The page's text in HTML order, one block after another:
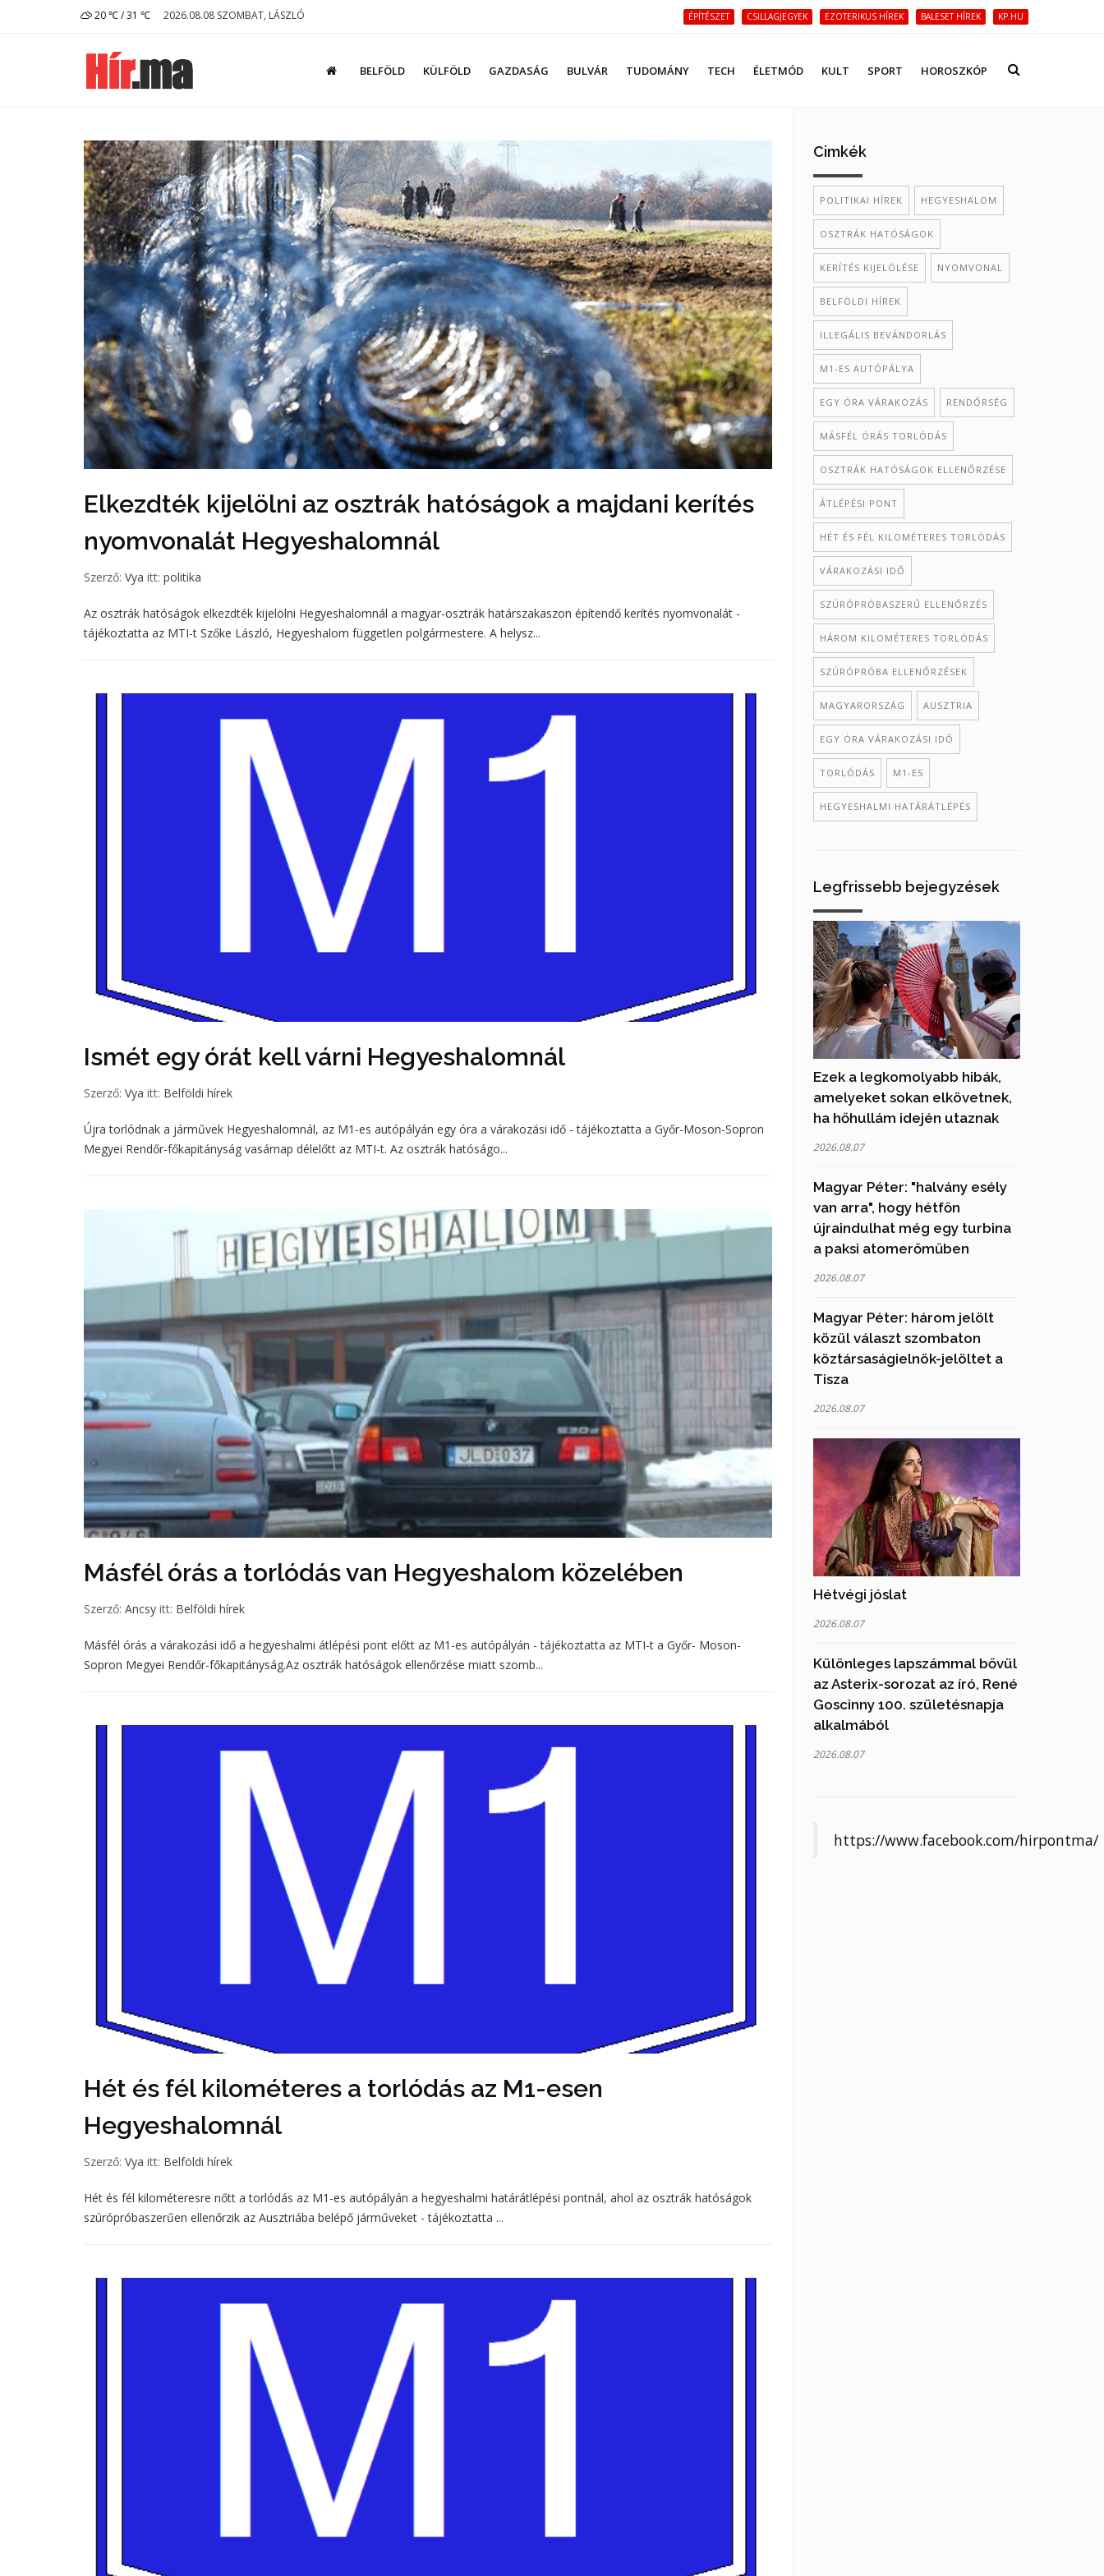
20 ℃ / 31 ℃ 2026.08.08 SZOMBAT, LÁSZLÓ ÉPÍTÉSZET CSILLAGJEGYEK EZOTERIKUS HÍREK BALESET HÍREK KP.HU
BELFÖLD KÜLFÖLD GAZDASÁG BULVÁR TUDOMÁNY TECH ÉLETMÓD KULT SPORT HOROSZKÓP
Elkezdték kijelölni az osztrák hatóságok a majdani kerítés
nyomvonalát Hegyeshalomnál
Szerző: Vya itt: politika
Az osztrák hatóságok elkezdték kijelölni Hegyeshalomnál a magyar-osztrák határszakaszon építendő kerítés nyomvonalát -
tájékoztatta az MTI-t Szőke László, Hegyeshalom független polgármestere. A helysz...
Ismét egy órát kell várni Hegyeshalomnál
Szerző: Vya itt: Belföldi hírek
Újra torlódnak a járművek Hegyeshalomnál, az M1-es autópályán egy óra a várakozási idő - tájékoztatta a Győr-Moson-Sopron
Megyei Rendőr-főkapitányság vasárnap délelőtt az MTI-t. Az osztrák hatóságo...
Másfél órás a torlódás van Hegyeshalom közelében
Szerző: Ancsy itt: Belföldi hírek
Másfél órás a várakozási idő a hegyeshalmi átlépési pont előtt az M1-es autópályán - tájékoztatta az MTI-t a Győr- Moson-
Sopron Megyei Rendőr-főkapitányság.Az osztrák hatóságok ellenőrzése miatt szomb...
Hét és fél kilométeres a torlódás az M1-esen
Hegyeshalomnál
Szerző: Vya itt: Belföldi hírek
Hét és fél kilométeresre nőtt a torlódás az M1-es autópályán a hegyeshalmi határátlépési pontnál, ahol az osztrák hatóságok
szúrópróbaszerűen ellenőrzik az Ausztriába belépő járműveket - tájékoztatta ...
Cimkék
POLITIKAI HÍREK HEGYESHALOM
OSZTRÁK HATÓSÁGOK
KERÍTÉS KIJELÖLÉSE NYOMVONAL
BELFÖLDI HÍREK
ILLEGÁLIS BEVÁNDORLÁS
M1-ES AUTÓPÁLYA
EGY ÓRA VÁRAKOZÁS RENDŐRSÉG
MÁSFÉL ÓRÁS TORLÓDÁS
OSZTRÁK HATÓSÁGOK ELLENŐRZÉSE
ÁTLÉPÉSI PONT
HÉT ÉS FÉL KILOMÉTERES TORLÓDÁS
VÁRAKOZÁSI IDŐ
SZÚRÓPRÓBASZERŰ ELLENŐRZÉS
HÁROM KILOMÉTERES TORLÓDÁS
SZÚRÓPRÓBA ELLENŐRZÉSEK
MAGYARORSZÁG AUSZTRIA
EGY ÓRA VÁRAKOZÁSI IDŐ
TORLÓDÁS M1-ES
HEGYESHALMI HATÁRÁTLÉPÉS
Legfrissebb bejegyzések
Ezek a legkomolyabb hibák,
amelyeket sokan elkövetnek,
ha hőhullám idején utaznak
2026.08.07
Magyar Péter: "halvány esély
van arra", hogy hétfőn
újraindulhat még egy turbina
a paksi atomerőműben
2026.08.07
Magyar Péter: három jelölt
közül választ szombaton
köztársaságielnök-jelöltet a
Tisza
2026.08.07
Hétvégi jóslat
2026.08.07
Különleges lapszámmal bővül
az Asterix-sorozat az író, René
Goscinny 100. születésnapja
alkalmából
2026.08.07
https://www.facebook.com/hirpontma/